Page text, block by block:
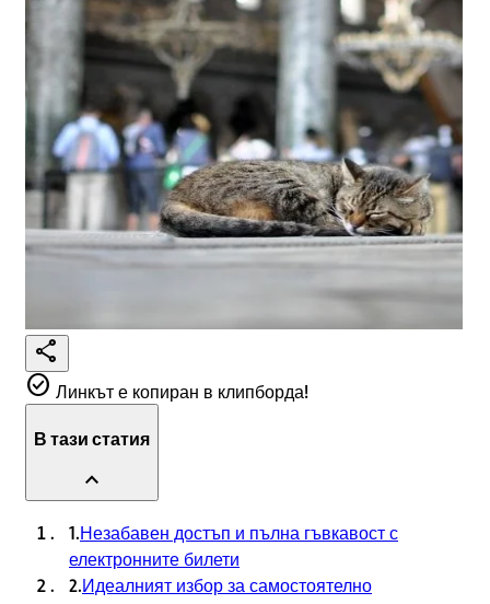
share
check_circle Линкът е копиран в клипборда!
В тази статия
expand_less
1.Незабавен достъп и пълна гъвкавост с
електронните билети
2.Идеалният избор за самостоятелно